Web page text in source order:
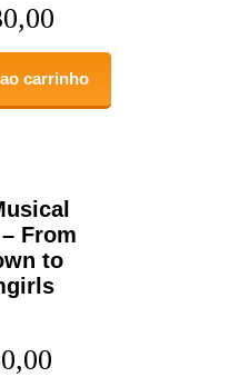
carrinho
From
to